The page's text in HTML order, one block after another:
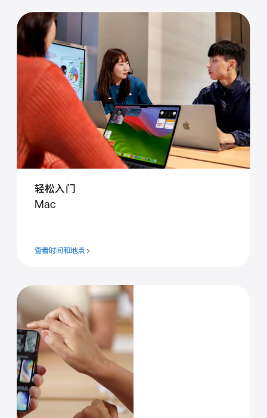
轻松入门
Mac
查看时间和地点